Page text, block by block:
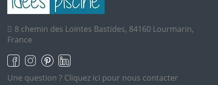
8 chemin des Lointes Bastides, 84160 Lourmarin,
France
Une question ? Cliquez ici pour nous contacter